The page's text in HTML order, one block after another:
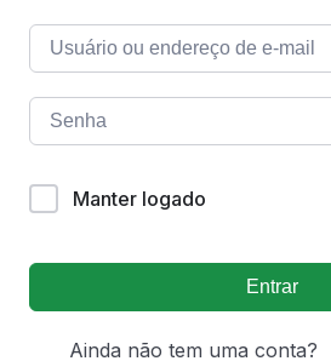
Manter logado
Entrar
Ainda não tem uma conta?